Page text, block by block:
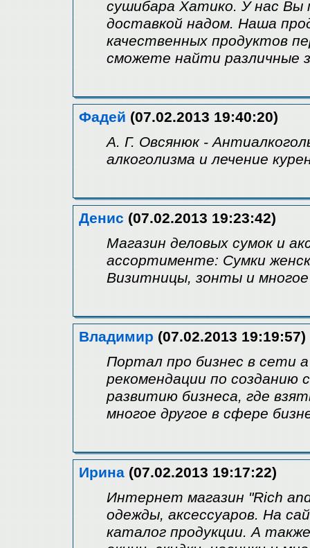
сушибара Хатико. У нас Вы
доставкой надом. Наша
качественных продуктов
сможете найти различные
Фадей (07.02.2013 19:40:20)
А. Г. Овсянюк -
алкоголизма и лечение
Денис (07.02.2013 19:23:42)
Магазин деловых сумок и
ассортименте: Сумки
Визитницы, зонты и
Владимир (07.02.2013 19:19:57)
Портал про бизнес в сети
рекомендации по созданию
развитию бизнеса, где
многое другое в сфере
Ирина (07.02.2013 19:17:22)
Интернет магазин "Rich
одежды, аксессуаров. На
каталог продукции. А